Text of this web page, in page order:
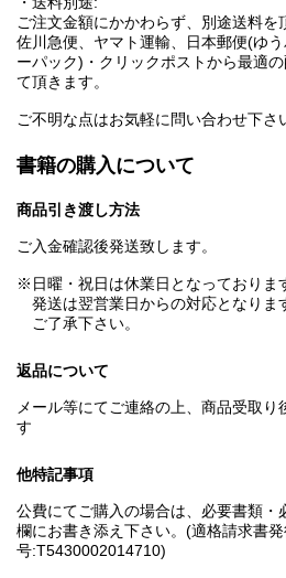
ご注文金額にかかわらず、別途送料を
佐川急便、ヤマト運輸、日本郵便(ゆ
ーパック)・クリックポストから最適
て頂きます。
ご不明な点はお気軽に問い合わせ下さ
書籍の購入について
商品引き渡し方法
ご入金確認後発送致します。
※日曜・祝日は休業日となっておりま
発送は翌営業日からの対応となりま
ご了承下さい。
返品について
メール等にてご連絡の上、商品受取り
す
他特記事項
公費にてご購入の場合は、必要書類・
欄にお書き添え下さい。(適格請求書
号:T5430002014710)